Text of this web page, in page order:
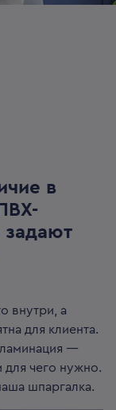
в
внутри, а
для клиента.
—
для чего нужно.
шпаргалка.